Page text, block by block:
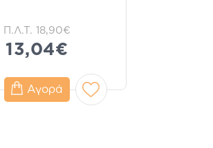
Π.Λ.Τ. 18,90€
13,04€
Αγορά